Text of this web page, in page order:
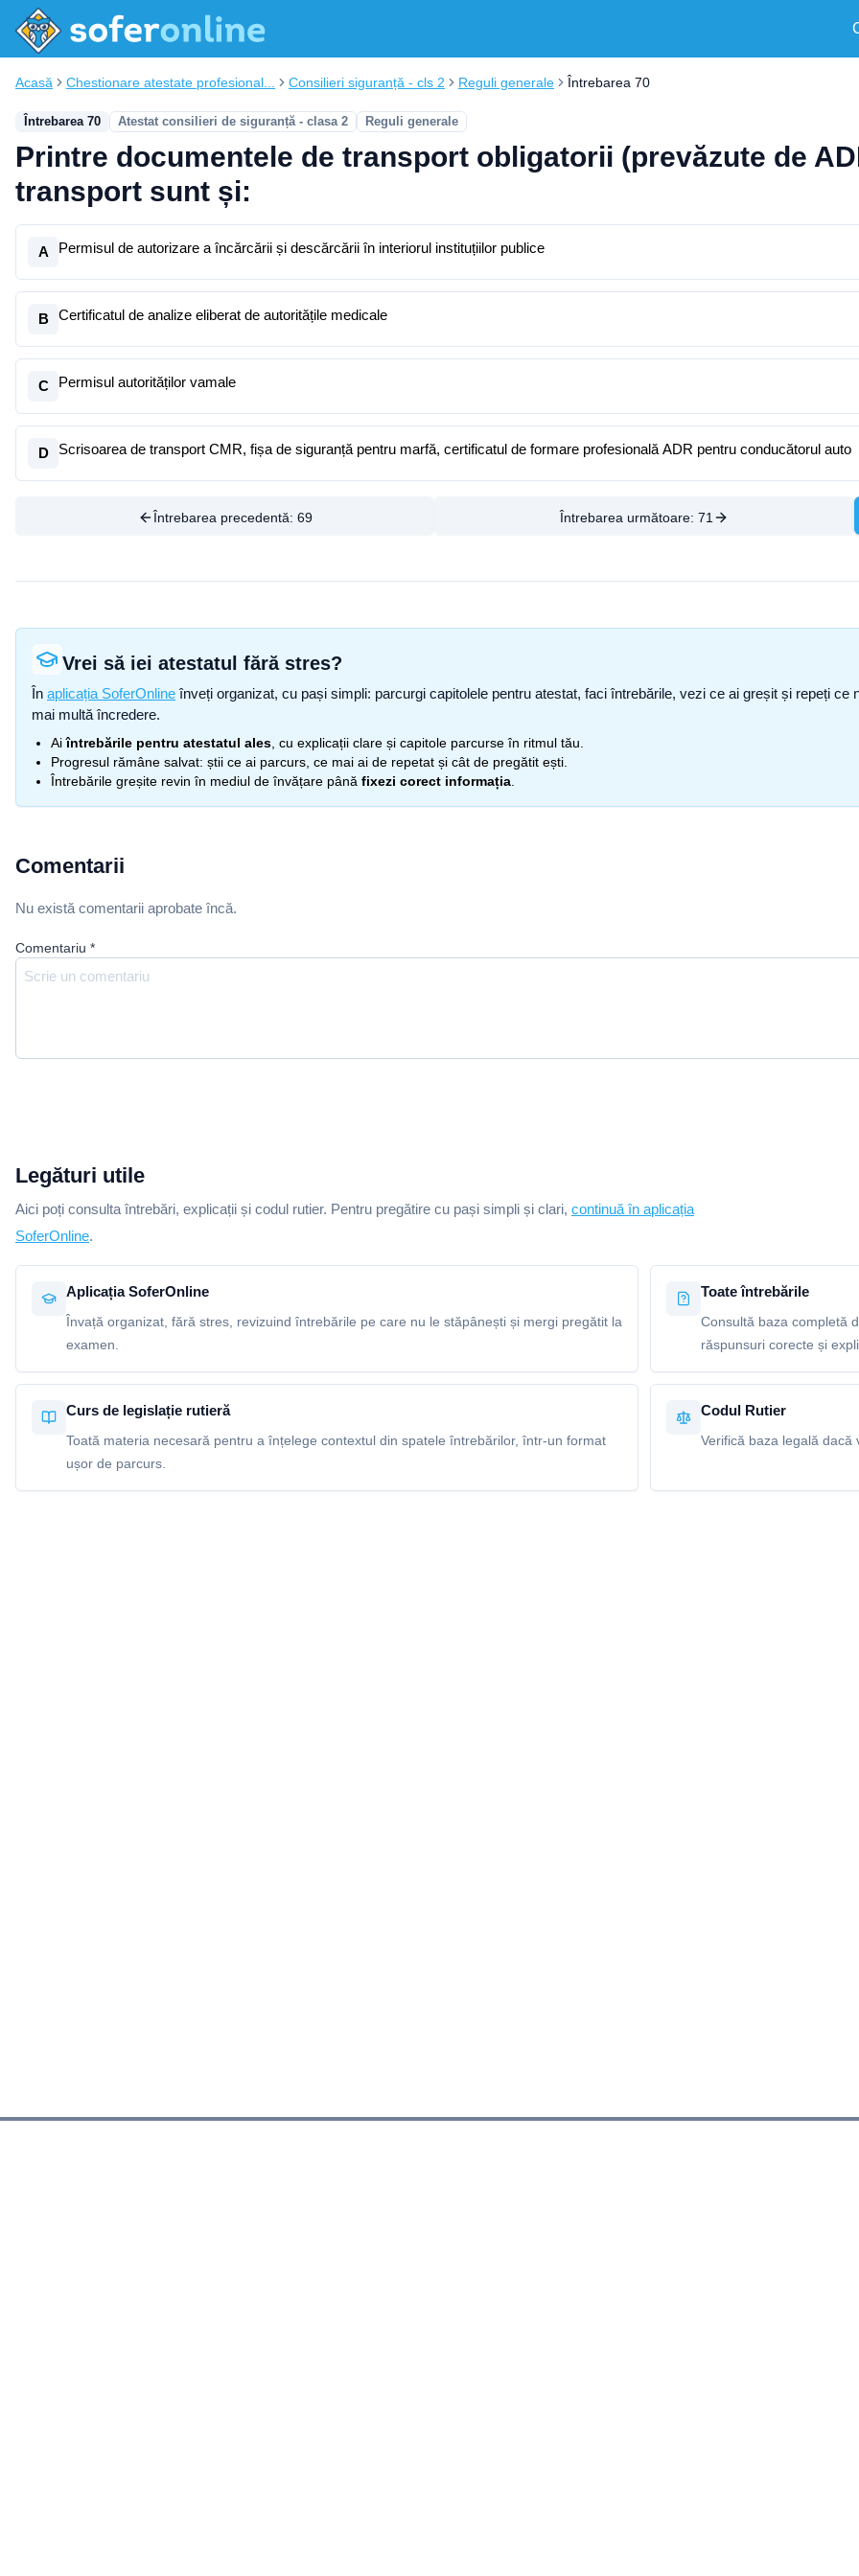
Acasă Chestionare atestate profesional... Consilieri siguranță - cls 2 Reguli generale Întrebarea 70
Întrebarea 70 Atestat consilieri de siguranță - clasa 2 Reguli generale
Printre documentele de transport obligatorii (prevăzute de
transport sunt și:
A Permisul de autorizare a încărcării și descărcării în interiorul instituțiilor publice
B Certificatul de analize eliberat de autoritățile medicale
C Permisul autorităților vamale
D Scrisoarea de transport CMR, fișa de siguranță pentru marfă, certificatul de formare profesională ADR pentru conducătorul auto
Întrebarea precedentă: 69 Întrebarea următoare: 71
Vrei să iei atestatul fără stres?
În aplicația SoferOnline înveți organizat, cu pași simpli: parcurgi capitolele pentru atestat, faci întrebările, vezi ce ai greșit și repeți
mai multă încredere.
Aiîntrebările pentru atestatul ales , cu explicații clare și capitole parcurse în ritmul tău.
Progresul rămâne salvat: știi ce ai parcurs, ce mai ai de repetat și cât de pregătit ești.
Întrebările greșite revin în mediul de învățare până fixezi corect informația
Comentarii
Nu există comentarii aprobate încă.
Comentariu *
Legături utile
Aici poți consulta întrebări, explicații și codul rutier. Pentru pregătire cu pași simpli și clari, continuă în aplicația
SoferOnline.
Aplicația SoferOnline
Învață organizat, fără stres, revizuind întrebările pe care nu le stăpânești și mergi pregătit la
examen.
Toate întrebările
Consultă baza completă
răspunsuri corecte și
Curs de legislație rutieră
Toată materia necesară pentru a înțelege contextul din spatele întrebărilor, într-un format
ușor de parcurs.
Codul Rutier
Verifică baza legală dacă